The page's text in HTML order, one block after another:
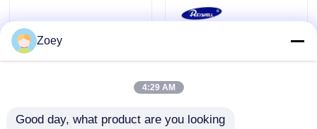
Nieuws
Vraag een offerte
Zoey
4:29 AM
Good day, what product are you looking